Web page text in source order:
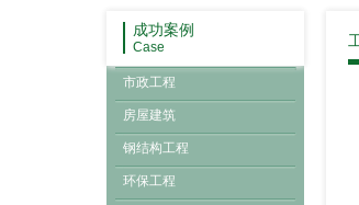
成功案例
Case
市政工程
房屋建筑
钢结构工程
环保工程